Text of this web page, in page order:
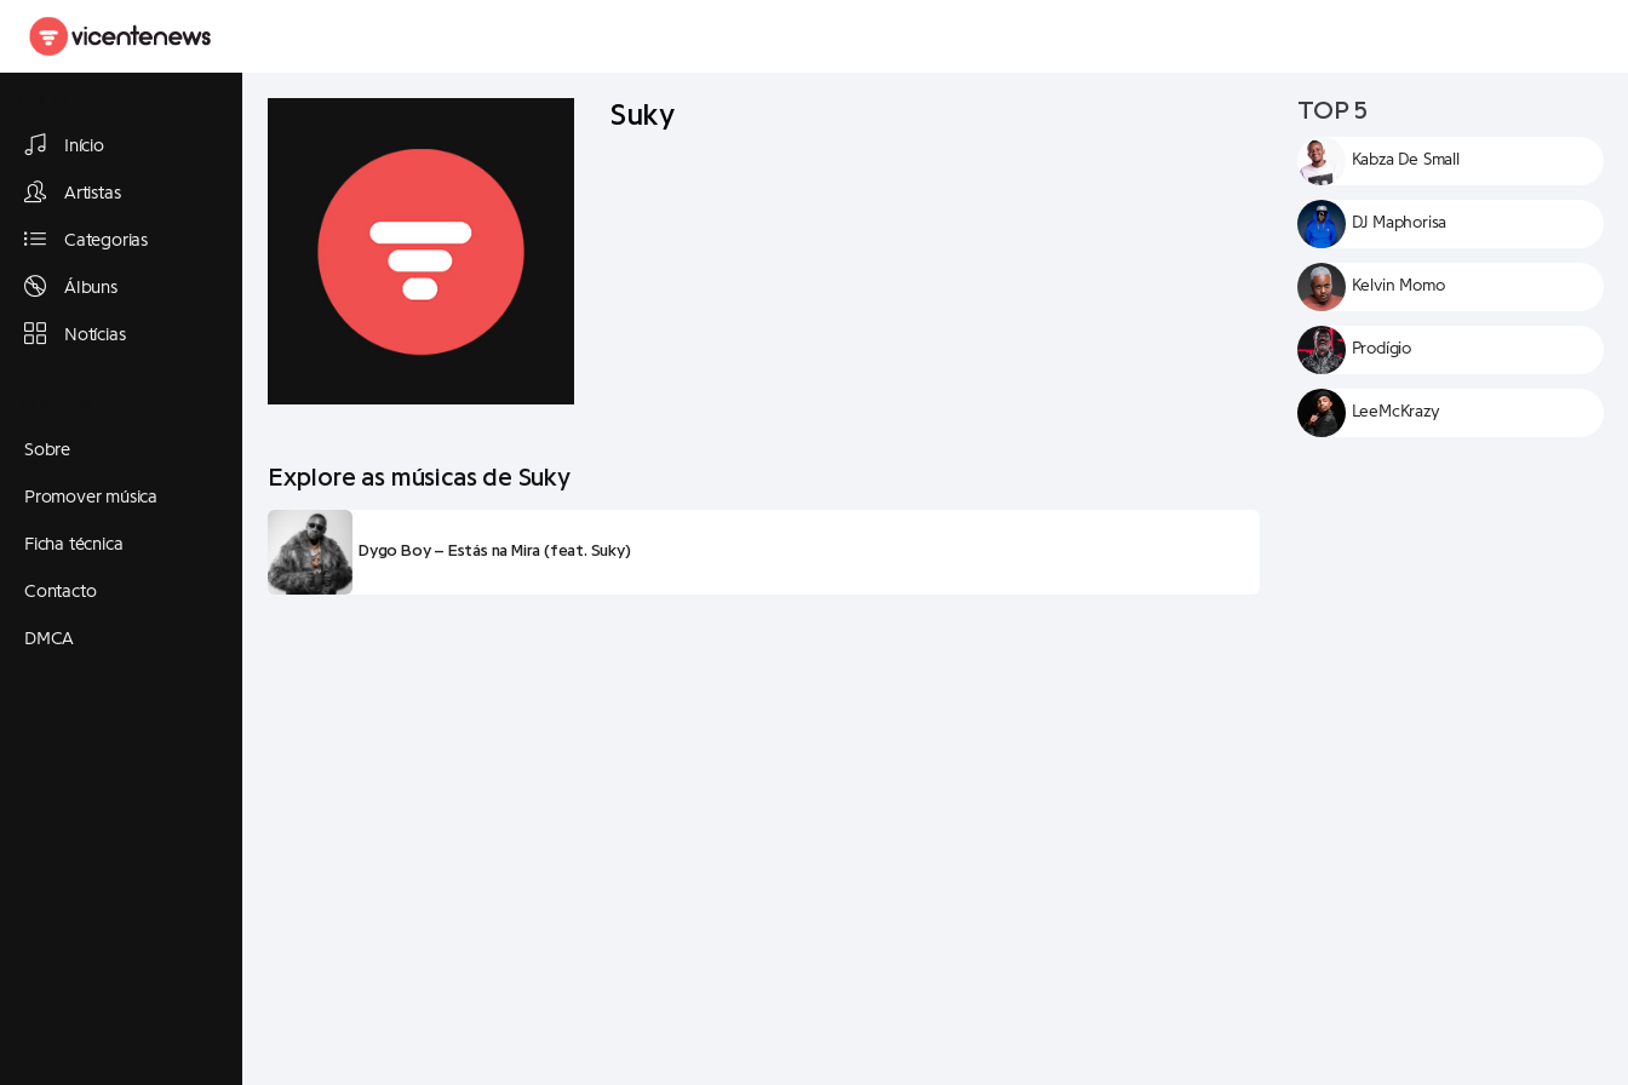
Início
Artistas
Categorias
Álbuns
Notícias
Sobre
Promover música
Ficha técnica
Contacto
DMCA
Suky
Explore as músicas de Suky
Dygo Boy – Estás na Mira (feat. Suky)
TOP 5
Kabza De Small
DJ Maphorisa
Kelvin Momo
Prodígio
LeeMcKrazy